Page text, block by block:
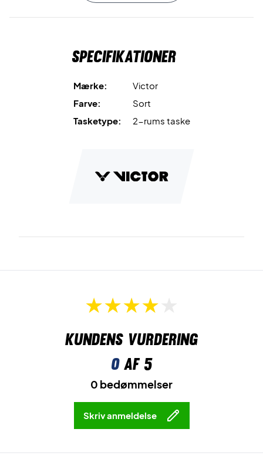
Skorum, ketcherrum, tøjrum - Køb denne badmintontaske i
Mål: 76 x 28 x 30 cm
Specifikationer
Mærke:
Victor
Farve:
Sort
Tasketype:
2-rums taske
Kundens vurdering
0af 5
0 bedømmelser
Skriv anmeldelse